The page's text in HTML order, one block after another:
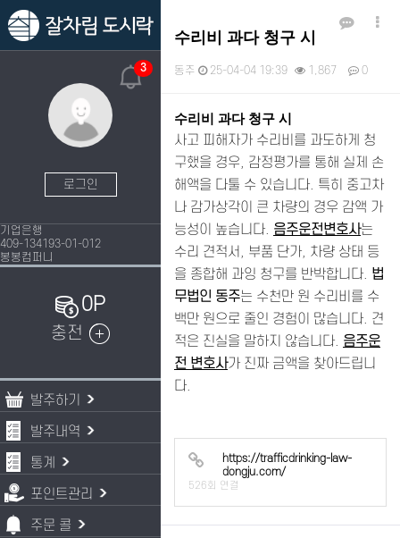
3
로그인
기업은행
409-134193-01-012
봉봉컴퍼니
0P
충전
발주하기
발주내역
통계
포인트관리
주문 콜
수리비 과다 청구 시
동주 25-04-04 19:39 1,867 0
본문
수리비 과다 청구 시
사고 피해자가 수리비를 과도하게 청
구했을 경우, 감정평가를 통해 실제 손
해액을 다툴 수 있습니다. 특히 중고차
나 감가상각이 큰 차량의 경우 감액 가
능성이 높습니다. 음주운전변호사는
수리 견적서, 부품 단가, 차량 상태 등
을 종합해 과잉 청구를 반박합니다. 법
무법인 동주는 수천만 원 수리비를 수
백만 원으로 줄인 경험이 많습니다. 견
적은 진실을 말하지 않습니다. 음주운
전 변호사가 진짜 금액을 찾아드립니
다.
https://trafficdrinking-law-
dongju.com/
526회 연결